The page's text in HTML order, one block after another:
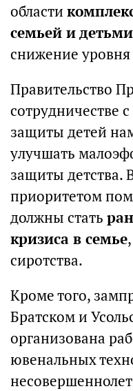
области
семьей и детьми
снижение уровня
Правительство
сотрудничестве
защиты детей
улучшать
защиты детства.
приоритетом
должны стать
кризиса в семье
сиротства.
Кроме того,
Братском и
организована
ювенальных